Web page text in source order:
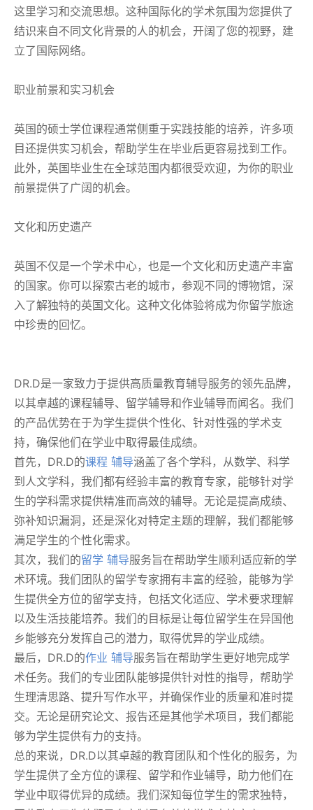
这里学习和交流思想。这种国际化的学术氛围为您提供了
结识来自不同文化背景的人的机会，开阔了您的视野，建
立了国际网络。
职业前景和实习机会
英国的硕士学位课程通常侧重于实践技能的培养，许多项
目还提供实习机会，帮助学生在毕业后更容易找到工作。
此外，英国毕业生在全球范围内都很受欢迎，为你的职业
前景提供了广阔的机会。
文化和历史遗产
英国不仅是一个学术中心，也是一个文化和历史遗产丰富
的国家。你可以探索古老的城市，参观不同的博物馆，深
入了解独特的英国文化。这种文化体验将成为你留学旅途
中珍贵的回忆。
DR.D是一家致力于提供高质量教育辅导服务的领先品牌，
以其卓越的课程辅导、留学辅导和作业辅导而闻名。我们
的产品优势在于为学生提供个性化、针对性强的学术支
持，确保他们在学业中取得最佳成绩。
首先，DR.D的课程 辅导涵盖了各个学科，从数学、科学
到人文学科，我们都有经验丰富的教育专家，能够针对学
生的学科需求提供精准而高效的辅导。无论是提高成绩、
弥补知识漏洞，还是深化对特定主题的理解，我们都能够
满足学生的个性化需求。
其次，我们的留学 辅导服务旨在帮助学生顺利适应新的学
术环境。我们团队的留学专家拥有丰富的经验，能够为学
生提供全方位的留学支持，包括文化适应、学术要求理解
以及生活技能培养。我们的目标是让每位留学生在异国他
乡能够充分发挥自己的潜力，取得优异的学业成绩。
最后，DR.D的作业 辅导服务旨在帮助学生更好地完成学
术任务。我们的专业团队能够提供针对性的指导，帮助学
生理清思路、提升写作水平，并确保作业的质量和准时提
交。无论是研究论文、报告还是其他学术项目，我们都能
够为学生提供有力的支持。
总的来说，DR.D以其卓越的教育团队和个性化的服务，为
学生提供了全方位的课程、留学和作业辅导，助力他们在
学业中取得优异的成绩。我们深知每位学生的需求独特，